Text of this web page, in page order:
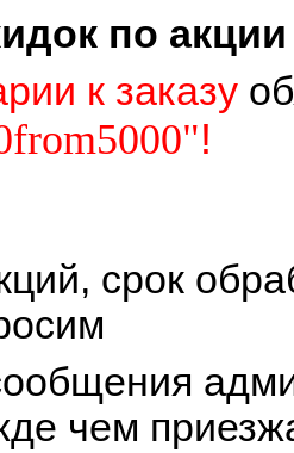
по акции
к заказу
!
срок
чем